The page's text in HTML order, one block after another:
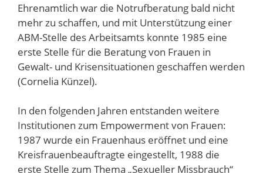
Ehrenamtlich war die Notrufberatung bald nicht
mehr zu schaffen, und mit Unterstützung einer
ABM-Stelle des Arbeitsamts konnte 1985 eine
erste Stelle für die Beratung von Frauen in
Gewalt- und Krisensituationen geschaffen werden
(Cornelia Künzel).
In den folgenden Jahren entstanden weitere
Institutionen zum Empowerment von Frauen:
1987 wurde ein Frauenhaus eröffnet und eine
Kreisfrauenbeauftragte eingestellt, 1988 die
erste Stelle zum Thema „Sexueller Missbrauch“